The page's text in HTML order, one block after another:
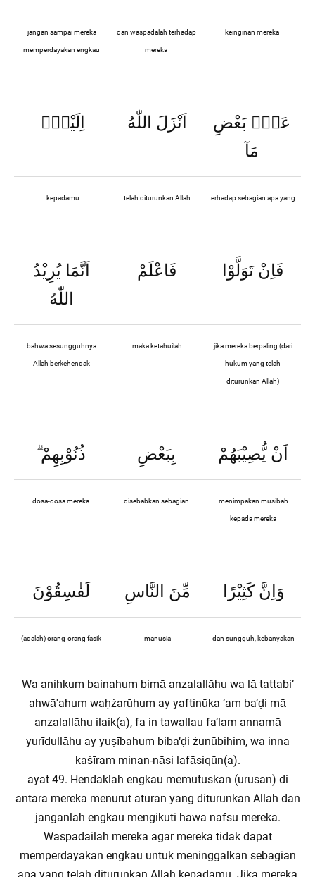
jangan sampai mereka
memperdayakan engkau
dan waspadalah terhadap
mereka
keinginan mereka
اِلَيْكَۗ اَنْزَلَ اللّٰهُ
عَنْۢ بَعْضِ
مَآ
kepadamu telah diturunkan Allah terhadap sebagian apa yang
اَنَّمَا يُرِيْدُ
اللّٰهُ
فَاعْلَمْ فَاِنْ تَوَلَّوْا
bahwa sesungguhnya
Allah berkehendak
maka ketahuilah jika mereka berpaling (dari
hukum yang telah
diturunkan Allah)
ۗذُنُوْبِهِمْ بِبَعْضِ اَنْ يُّصِيْبَهُمْ
dosa-dosa mereka disebabkan sebagian menimpakan musibah
kepada mereka
لَفٰسِقُوْنَ مِّنَ النَّاسِ وَاِنَّ كَثِيْرًا
(adalah) orang-orang fasik manusia dan sungguh, kebanyakan
Wa aniḥkum bainahum bimā anzalallāhu wa lā tattabi‘
ahwā'ahum waḥżarūhum ay yaftinūka ‘am ba‘ḍi mā
anzalallāhu ilaik(a), fa in tawallau fa‘lam annamā
yurīdullāhu ay yuṣībahum biba‘ḍi żunūbihim, wa inna
kaṡīram minan-nāsi lafāsiqūn(a).
ayat 49. Hendaklah engkau memutuskan (urusan) di
antara mereka menurut aturan yang diturunkan Allah dan
janganlah engkau mengikuti hawa nafsu mereka.
Waspadailah mereka agar mereka tidak dapat
memperdayakan engkau untuk meninggalkan sebagian